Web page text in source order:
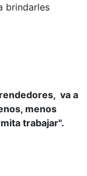
brindarles
va a
menos
trabajar".